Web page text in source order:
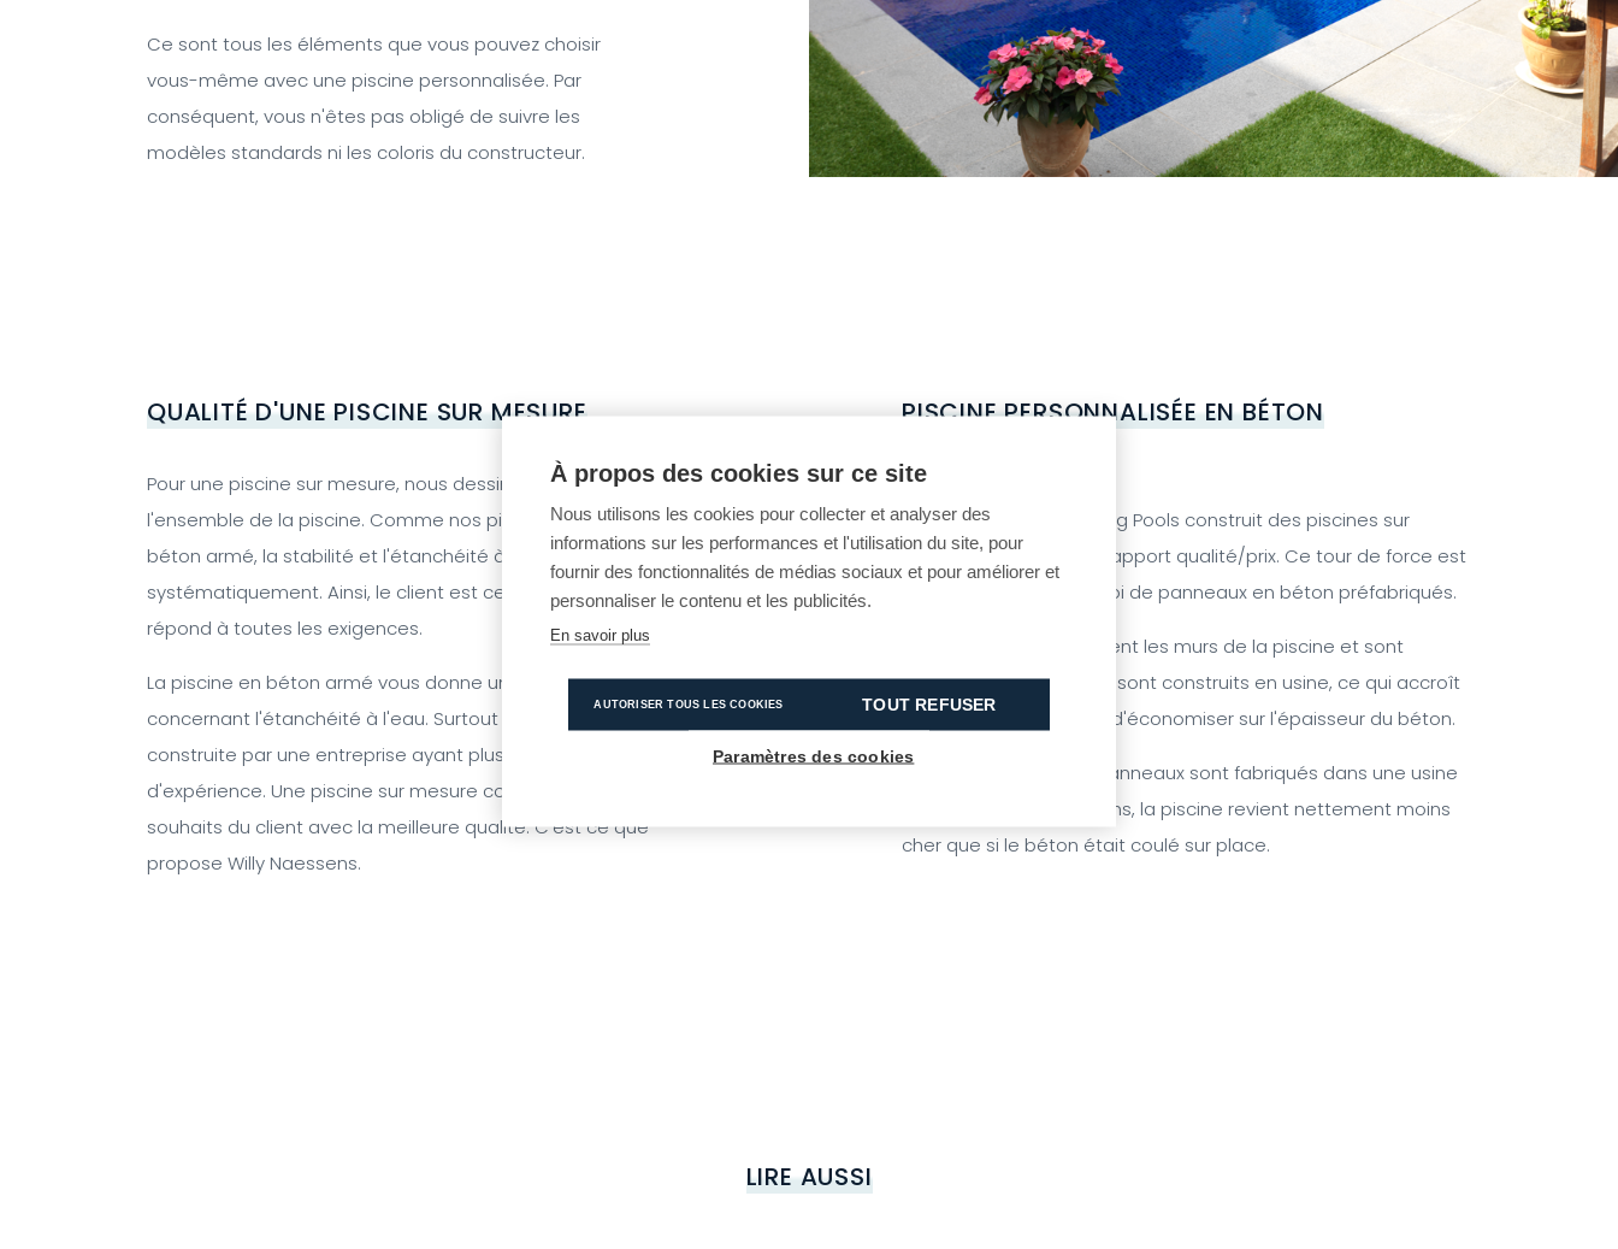
Ce sont tous les éléments que vous pouvez choisir
vous-même avec une piscine personnalisée. Par
conséquent, vous n'êtes pas obligé de suivre les
modèles standards ni les coloris du constructeur.
QUALITÉ D'UNE PISCINE SUR MESURE
Pour une piscine sur mesure, nous dessinons toujours
l'ensemble de la piscine. Comme nos piscines sont toujours en
béton armé, la stabilité et l'étanchéité à l'eau sont recalculées
systématiquement. Ainsi, le client est certain que la piscine
répond à toutes les exigences.
La piscine en béton armé vous donne une garantie de 100 %
concernant l'étanchéité à l'eau. Surtout si la piscine est
construite par une entreprise ayant plus de 50 ans
d'expérience. Une piscine sur mesure construite selon les
souhaits du client avec la meilleure qualité. C'est ce que
propose Willy Naessens.
PISCINE PERSONNALISÉE EN BÉTON
Willy Naessens Swimming Pools construit des piscines sur
mesure à un excellent rapport qualité/prix. Ce tour de force est
possible grâce à l'emploi de panneaux en béton préfabriqués.
Ces panneaux constituent les murs de la piscine et sont
assemblés sur place. Ils sont construits en usine, ce qui accroît
la qualité. Cela permet d'économiser sur l'épaisseur du béton.
En outre, comme ces panneaux sont fabriqués dans une usine
du Groupe Willy Naessens, la piscine revient nettement moins
cher que si le béton était coulé sur place.
LIRE AUSSI
À propos des cookies sur ce site
Nous utilisons les cookies pour collecter et analyser des
informations sur les performances et l'utilisation du site, pour
fournir des fonctionnalités de médias sociaux et pour améliorer et
personnaliser le contenu et les publicités.
En savoir plus
AUTORISER TOUS LES COOKIES TOUT REFUSER
Paramètres des cookies